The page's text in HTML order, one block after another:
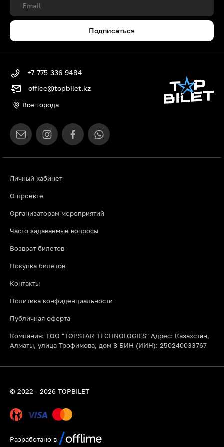
Подписаться
Личный кабинет
О проекте
Организаторам мероприятий
Часто задаваемые вопросы
Возврат билетов
Покупка билетов
Контакты
Политика конфиденциальности
Публичная оферта
Компания: ТОО "TOPSTAR TECHNOLOGIES" Адрес: Казахстан,
Алматы, улица Трофимова, дом 8 БИН (ИИН): 250240033767
+7 775 336 9484
office@topbilet.kz
Все города
© 2022 - 2026 TOPBILET
Разработано в